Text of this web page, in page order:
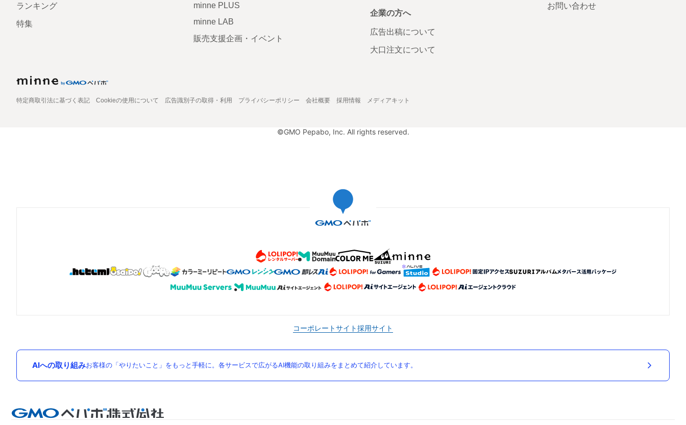
ランキング
特集
minne PLUS
minne LAB
販売支援企画・イベント
企業の方へ
広告出稿について
大口注文について
お問い合わせ
特定商取引法に基づく表記 Cookieの使用について 広告識別子の取得・利用 プライバシーポリシー 会社概要 採用情報 メディアキット
©GMO Pepabo, Inc. All rights reserved.
コーポレートサイト採用サイト
AIへの取り組みお客様の「やりたいこと」をもっと手軽に。各サービスで広がるAI機能の取り組みをまとめて紹介しています。